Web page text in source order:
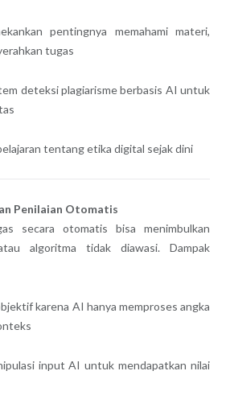
pentingnya memahami materi,
tugas
deteksi plagiarisme berbasis AI untuk
tentang etika digital sejak dini
Penilaian Otomatis
secara otomatis bisa menimbulkan
algoritma tidak diawasi. Dampak
karena AI hanya memproses angka
input AI untuk mendapatkan nilai